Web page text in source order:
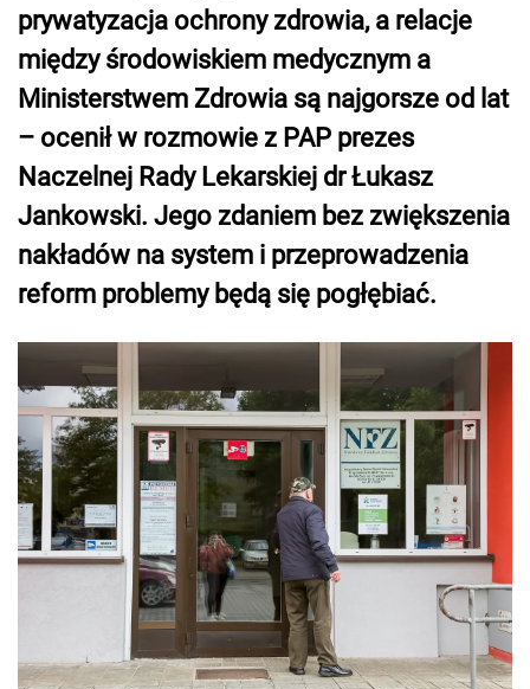
prywatyzacja ochrony zdrowia, a relacje
między środowiskiem medycznym a
Ministerstwem Zdrowia są najgorsze od lat
– ocenił w rozmowie z PAP prezes
Naczelnej Rady Lekarskiej dr Łukasz
Jankowski. Jego zdaniem bez zwiększenia
nakładów na system i przeprowadzenia
reform problemy będą się pogłębiać.